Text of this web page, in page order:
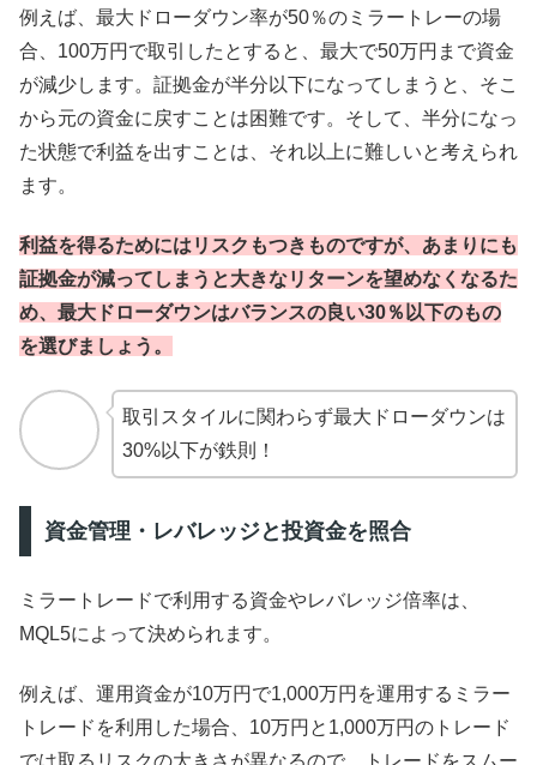
例えば、最大ドローダウン率が50％のミラートレーの場
合、100万円で取引したとすると、最大で50万円まで資金
が減少します。証拠金が半分以下になってしまうと、そこ
から元の資金に戻すことは困難です。そして、半分になっ
た状態で利益を出すことは、それ以上に難しいと考えられ
ます。
利益を得るためにはリスクもつきものですが、あまりにも
証拠金が減ってしまうと大きなリターンを望めなくなるた
め、最大ドローダウンはバランスの良い30％以下のもの
を選びましょう。
取引スタイルに関わらず最大ドローダウンは
30%以下が鉄則！
資金管理・レバレッジと投資金を照合
ミラートレードで利用する資金やレバレッジ倍率は、
MQL5によって決められます。
例えば、運用資金が10万円で1,000万円を運用するミラー
トレードを利用した場合、10万円と1,000万円のトレード